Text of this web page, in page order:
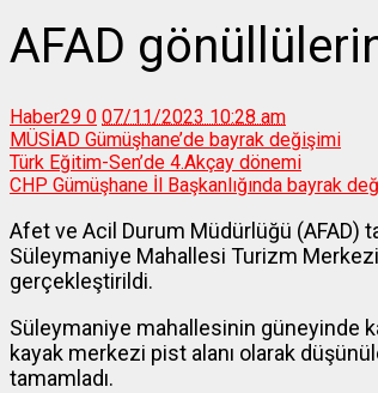
AFAD
Haber29 0 07/11/2023 10:28 am
MÜSİAD Gümüşhane’de bayrak değişimi
Türk Eğitim-Sen’de 4.Akçay dönemi
CHP Gümüşhane İl Başkanlığında bayrak
Afet ve Acil Durum Müdürlüğü (AFAD)
Süleymaniye Mahallesi Turizm
gerçekleştirildi.
Süleymaniye mahallesinin güneyinde
kayak merkezi pist alanı olarak
tamamladı.